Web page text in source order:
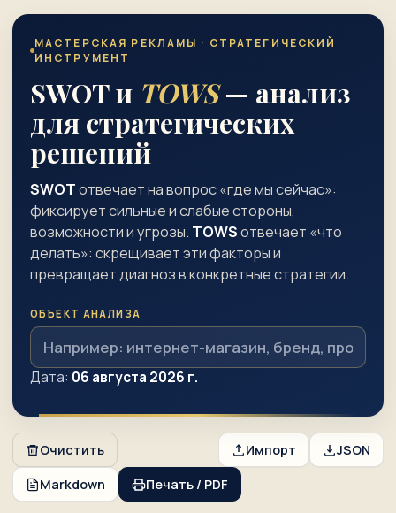
МАСТЕРСКАЯ РЕКЛАМЫ · СТРАТЕГИЧЕСКИЙ
ИНСТРУМЕНТ
SWOT и TOWS— анализ
для стратегических
решений
SWOTотвечает на вопрос «где мы сейчас»:
фиксирует сильные и слабые стороны,
возможности и угрозы. TOWSотвечает «что
делать»: скрещивает эти факторы и
превращает диагноз в конкретные стратегии.
ОБЪЕКТ АНАЛИЗА
Дата: 06 августа 2026 г.
Очистить Импорт JSON
Markdown Печать / PDF